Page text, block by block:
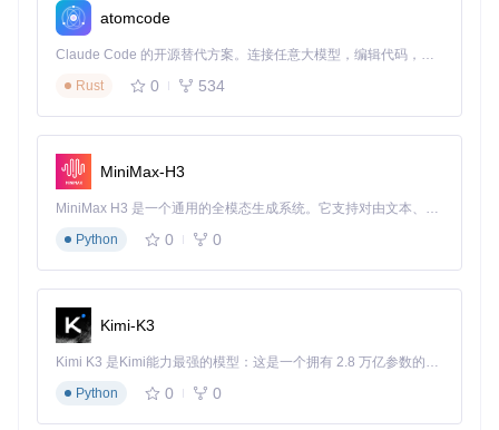
弹幕显示区域：顶部1/4、中间1/2或底部1/4
最大同时显示数量：建议设置为20-30条
弹幕速度：根据视频节奏调整为1-5级
操作路径：设置 > 渲染模式 > 极简模式 核心功能模块：src/R
ender/Raster/RasterRender.cpp
2.3 问题：弹幕文件管理混乱
解决方案：启用自动分类备份功能。系统会按视频哈希值自动
整理弹幕文件，避免重复下载。
配置方法：
// 在src/Config.cpp中设置自动备份
Config::setBackupPath (
atomcode
Claude Code 的开源替代方案。连接任意大模型，编辑代码，运行命令，自动验证 — 全自动执行。用 Rust 构建，极致性能。 ｜ An open-source alternative to Claude Code. Connect any LLM, edit code, run commands, and verify changes — autonomously. Built in Rust for speed. Get Started
Rust
0 534
MiniMax-H3
MiniMax H3 是一个通用的全模态生成系统。它支持对由文本、图像、视频和音频组成的多模态上下文进行统一理解，并能生成分辨率高达 2K、时长可达 15 秒的带原生立体声音频的视频。得益于面向任务泛化的系统设计，H3 在预训练阶段就已具备广泛的多模态上下文理解与生成能力，能够出色地执行复杂的多模态指令。
Python
0 0
Kimi-K3
Kimi K3 是Kimi能力最强的模型：这是一个拥有 2.8 万亿参数的混合专家（MoE）模型，具备原生视觉理解能力，并支持 100 万 token 的上下文窗口。
Python
0 0